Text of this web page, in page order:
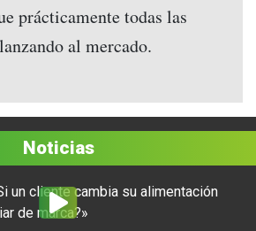
prácticamente todas las
al mercado.
Noticias